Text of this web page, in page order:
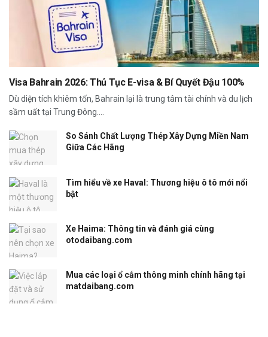
Visa Bahrain 2026: Thủ Tục E-visa & Bí Quyết Đậu 100%
Dù diện tích khiêm tốn, Bahrain lại là trung tâm tài chính và du lịch
sầm uất tại Trung Đông....
So Sánh Chất Lượng Thép Xây Dựng Miền Nam
Giữa Các Hãng
Tìm hiểu về xe Haval: Thương hiệu ô tô mới nổi
bật
Xe Haima: Thông tin và đánh giá cùng
otodaibang.com
Mua các loại ổ cắm thông minh chính hãng tại
matdaibang.com